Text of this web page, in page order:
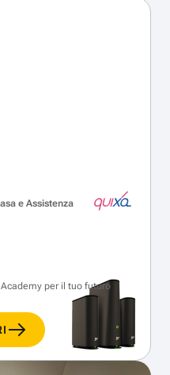
e Assistenza
per il tuo futuro